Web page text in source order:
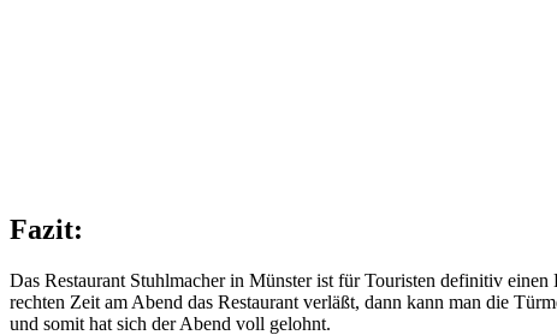
Fazit:
Das Restaurant Stuhlmacher in Münster ist für Touristen definitiv
rechten Zeit am Abend das Restaurant verläßt, dann kann man die
und somit hat sich der Abend voll gelohnt.